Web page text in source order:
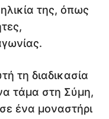
της, όπως
τη διαδικασία
τάμα στη Σύμη,
ένα μοναστήρι